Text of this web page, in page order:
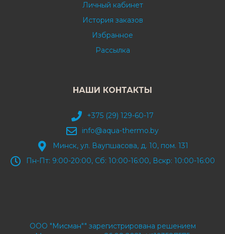
Личный кабинет
История заказов
Избранное
Рассылка
НАШИ КОНТАКТЫ
+375 (29) 129-60-17
info@aqua-thermo.by
Минск, ул. Ваупшасова, д. 10, пом. 131
Пн-Пт: 9:00-20:00, Сб: 10:00-16:00, Вскр: 10:00-16:00
ООО "Мисман"" зарегистрирована решением